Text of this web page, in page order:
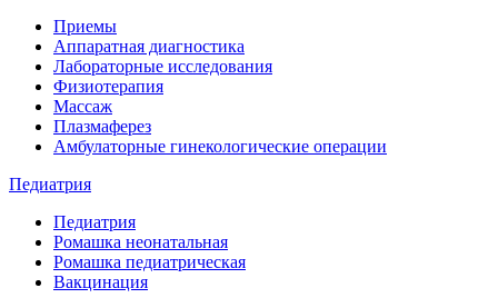
Приемы
Аппаратная диагностика
Лабораторные исследования
Физиотерапия
Массаж
Плазмаферез
Амбулаторные гинекологические операции
Педиатрия
Педиатрия
Ромашка неонатальная
Ромашка педиатрическая
Вакцинация